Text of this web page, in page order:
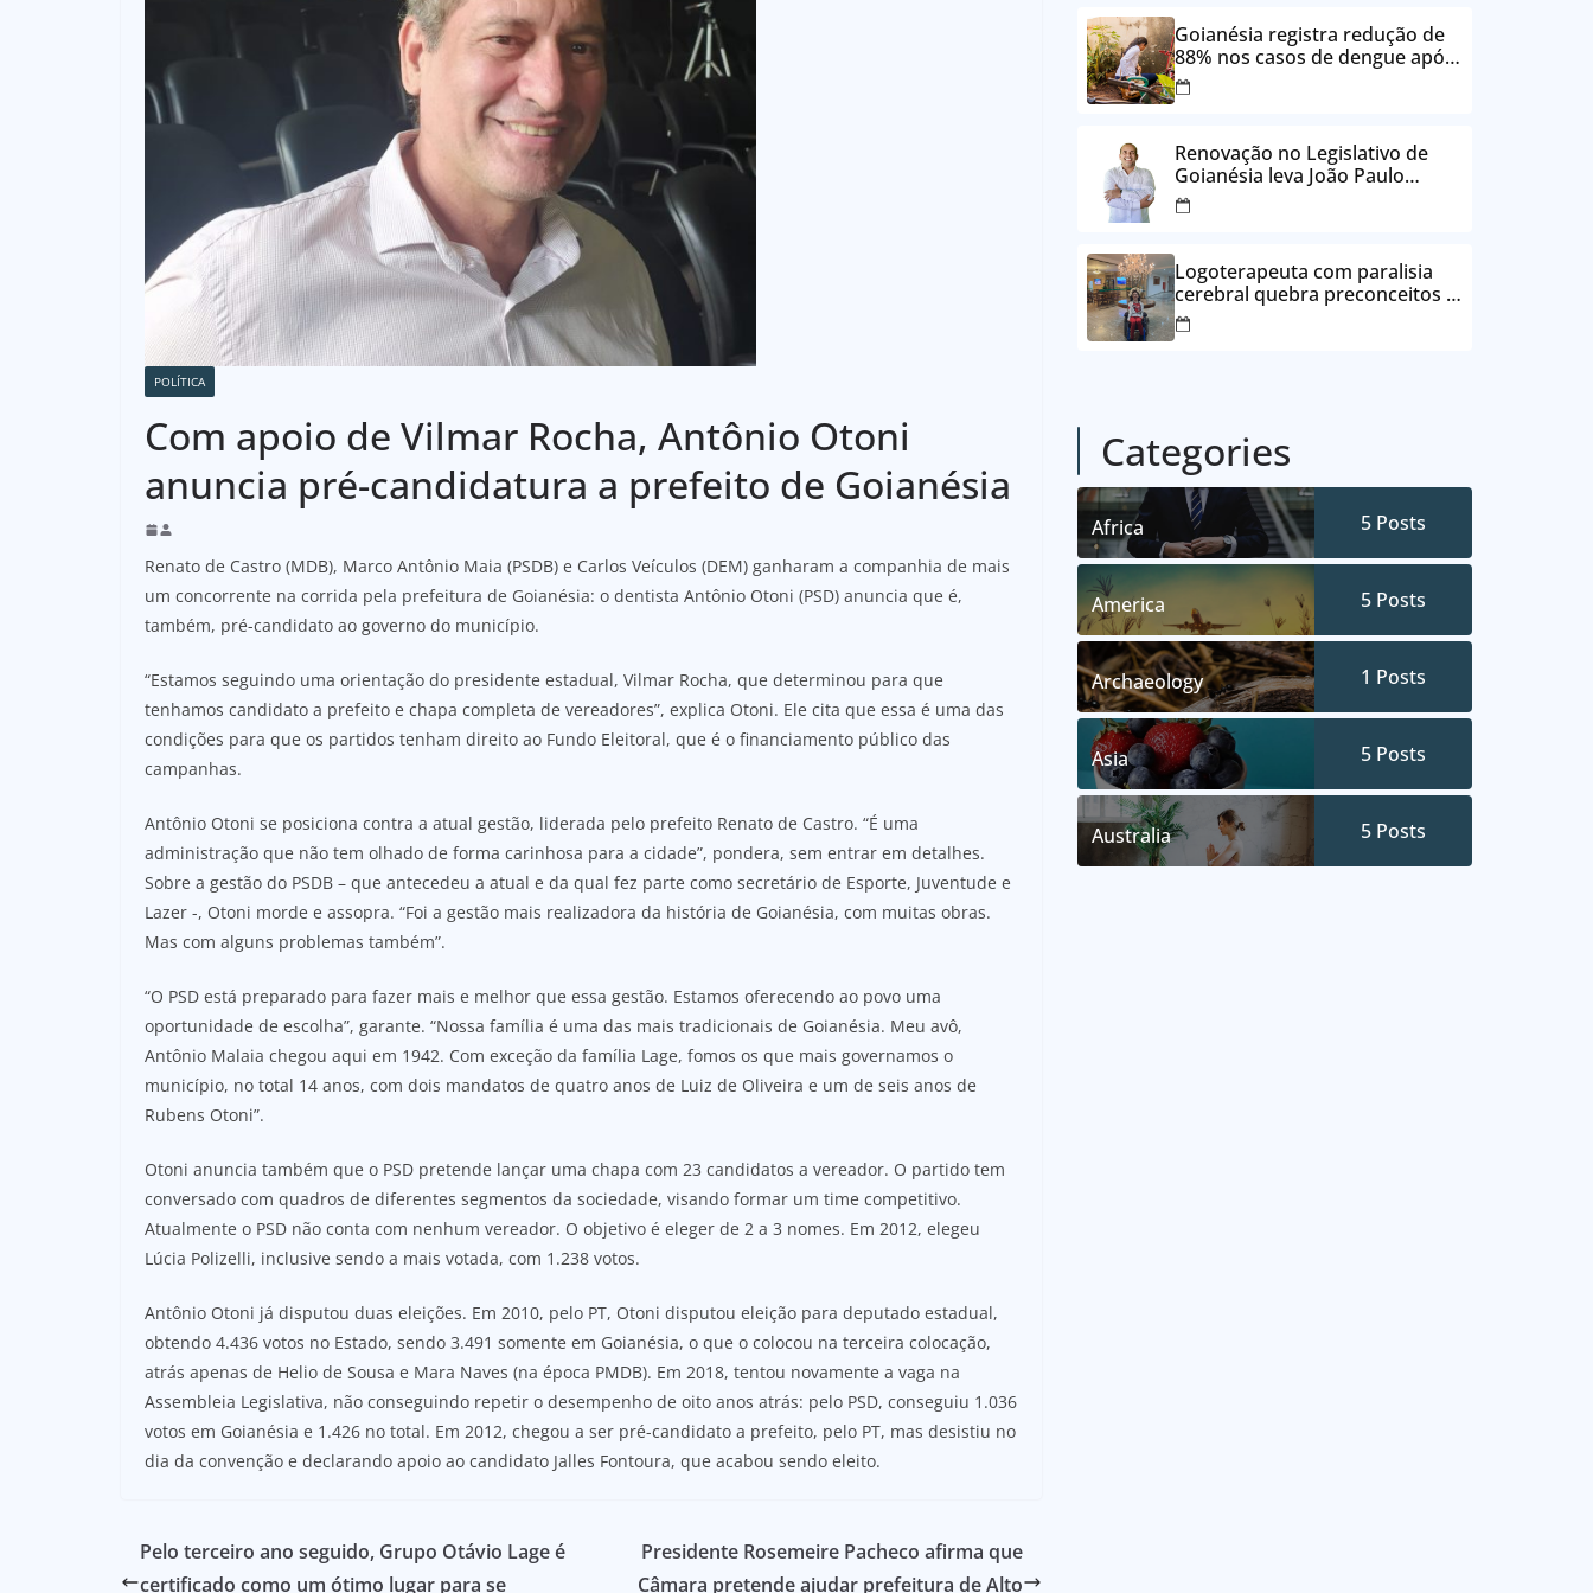
POLÍTICA
Com apoio de Vilmar Rocha, Antônio Otoni
anuncia pré-candidatura a prefeito de Goianésia
Renato de Castro (MDB), Marco Antônio Maia (PSDB) e Carlos Veículos (DEM) ganharam a companhia de mais
um concorrente na corrida pela prefeitura de Goianésia: o dentista Antônio Otoni (PSD) anuncia que é,
também, pré-candidato ao governo do município.
“Estamos seguindo uma orientação do presidente estadual, Vilmar Rocha, que determinou para que
tenhamos candidato a prefeito e chapa completa de vereadores”, explica Otoni. Ele cita que essa é uma das
condições para que os partidos tenham direito ao Fundo Eleitoral, que é o financiamento público das
campanhas.
Antônio Otoni se posiciona contra a atual gestão, liderada pelo prefeito Renato de Castro. “É uma
administração que não tem olhado de forma carinhosa para a cidade”, pondera, sem entrar em detalhes.
Sobre a gestão do PSDB – que antecedeu a atual e da qual fez parte como secretário de Esporte, Juventude e
Lazer -, Otoni morde e assopra. “Foi a gestão mais realizadora da história de Goianésia, com muitas obras.
Mas com alguns problemas também”.
“O PSD está preparado para fazer mais e melhor que essa gestão. Estamos oferecendo ao povo uma
oportunidade de escolha”, garante. “Nossa família é uma das mais tradicionais de Goianésia. Meu avô,
Antônio Malaia chegou aqui em 1942. Com exceção da família Lage, fomos os que mais governamos o
município, no total 14 anos, com dois mandatos de quatro anos de Luiz de Oliveira e um de seis anos de
Rubens Otoni”.
Otoni anuncia também que o PSD pretende lançar uma chapa com 23 candidatos a vereador. O partido tem
conversado com quadros de diferentes segmentos da sociedade, visando formar um time competitivo.
Atualmente o PSD não conta com nenhum vereador. O objetivo é eleger de 2 a 3 nomes. Em 2012, elegeu
Lúcia Polizelli, inclusive sendo a mais votada, com 1.238 votos.
Antônio Otoni já disputou duas eleições. Em 2010, pelo PT, Otoni disputou eleição para deputado estadual,
obtendo 4.436 votos no Estado, sendo 3.491 somente em Goianésia, o que o colocou na terceira colocação,
atrás apenas de Helio de Sousa e Mara Naves (na época PMDB). Em 2018, tentou novamente a vaga na
Assembleia Legislativa, não conseguindo repetir o desempenho de oito anos atrás: pelo PSD, conseguiu 1.036
votos em Goianésia e 1.426 no total. Em 2012, chegou a ser pré-candidato a prefeito, pelo PT, mas desistiu no
dia da convenção e declarando apoio ao candidato Jalles Fontoura, que acabou sendo eleito.
Pelo terceiro ano seguido, Grupo Otávio Lage é
certificado como um ótimo lugar para se
Presidente Rosemeire Pacheco afirma que
Câmara pretende ajudar prefeitura de Alto
Goianésia registra redução de
88% nos casos de dengue após
ações de prevenção da
Prefeitura
Renovação no Legislativo de
Goianésia leva João Paulo
Batista à Câmara Municipal
Logoterapeuta com paralisia
cerebral quebra preconceitos e
ajuda pacientes a reencontrar
propósito em Goianésia
Categories
Africa 5 Posts
America 5 Posts
Archaeology 1 Posts
Asia 5 Posts
Australia 5 Posts